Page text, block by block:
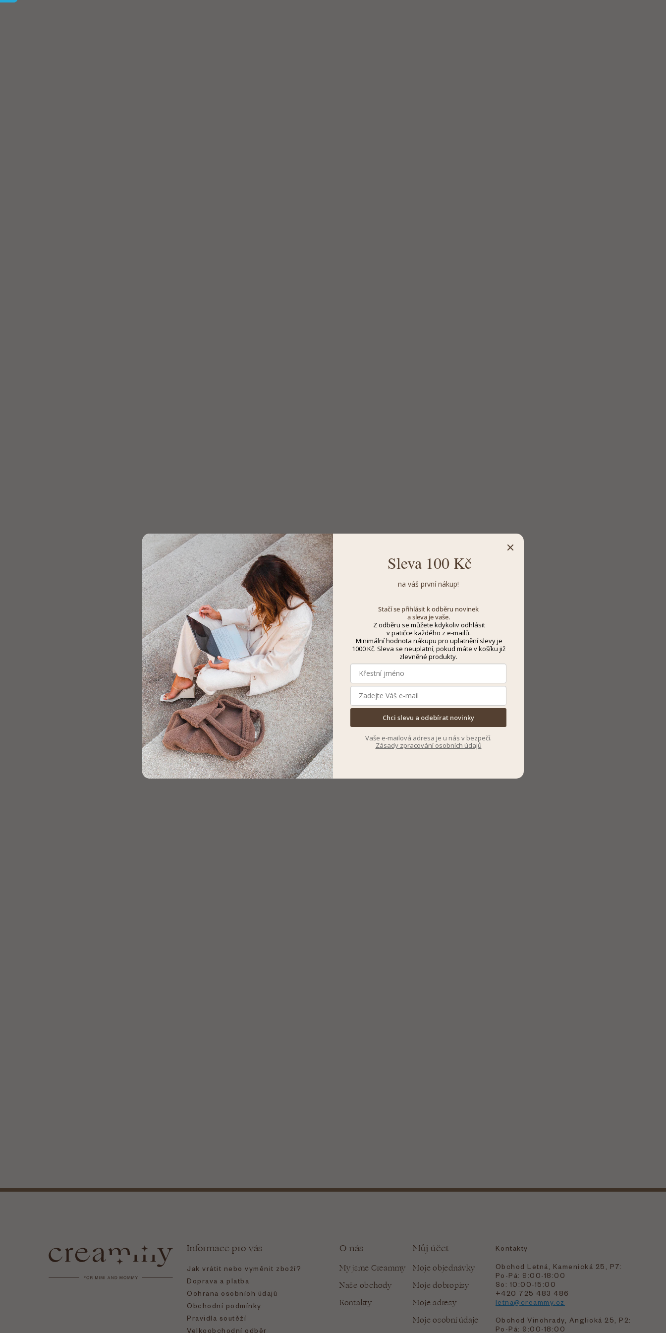
Informace pro vás
Jak vrátit nebo vyměnit zboží?
Doprava a platba
Ochrana osobních údajů
Obchodní podmínky
Pravidla soutěží
Velkoobchodní odběr
O nás
My jsme Creammy
Naše obchody
Kontakty
Můj účet
Moje objednávky
Moje dobropisy
Moje adresy
Moje osobní údaje
Kontakty
Obchod Letná, Kamenická 25, P7:
Po-Pá: 9:00-18:00
So: 10:00-15:00
+420 725 483 486
letna@creammy.cz
Obchod Vinohrady, Anglická 25, P2:
Po-Pá: 9:00-18:00
Sleva 100 Kč
na váš první nákup!
Stačí se přihlásit k odběru novinek
a sleva je vaše.
Z odběru se můžete kdykoliv odhlásit
v patičce každého z e-mailů.
Minimální hodnota nákupu pro uplatnění slevy je
1000 Kč. Sleva se neuplatní, pokud máte v košíku již
zlevněné produkty.
Chci slevu a odebírat novinky
Vaše e-mailová adresa je u nás v bezpečí.
Zásady zpracování osobních údajů